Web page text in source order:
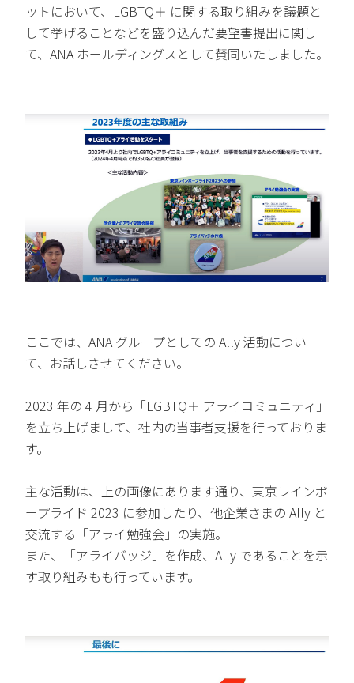
ットにおいて、LGBTQ＋ に関する取り組みを議題と
して挙げることなどを盛り込んだ要望書提出に関し
て、ANA ホールディングスとして賛同いたしました。
ここでは、ANA グループとしての Ally 活動につい
て、お話しさせてください。
2023 年の 4 月から「LGBTQ＋ アライコミュニティ」
を立ち上げまして、社内の当事者支援を行っておりま
す。
主な活動は、上の画像にあります通り、東京レインボ
ープライド 2023 に参加したり、他企業さまの Ally と
交流する「アライ勉強会」の実施。
また、「アライバッジ」を作成、Ally であることを示
す取り組みもも行っています。